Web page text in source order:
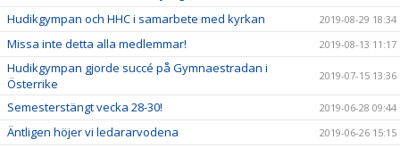
Hudikgympan och HHC i samarbete med kyrkan 2019-08-29 18:34
Missa inte detta alla medlemmar! 2019-08-13 11:17
Hudikgympan gjorde succé på Gymnaestradan i
Österrike
2019-07-15 13:36
Semesterstängt vecka 28-30! 2019-06-28 09:44
Äntligen höjer vi ledararvodena 2019-06-26 15:15